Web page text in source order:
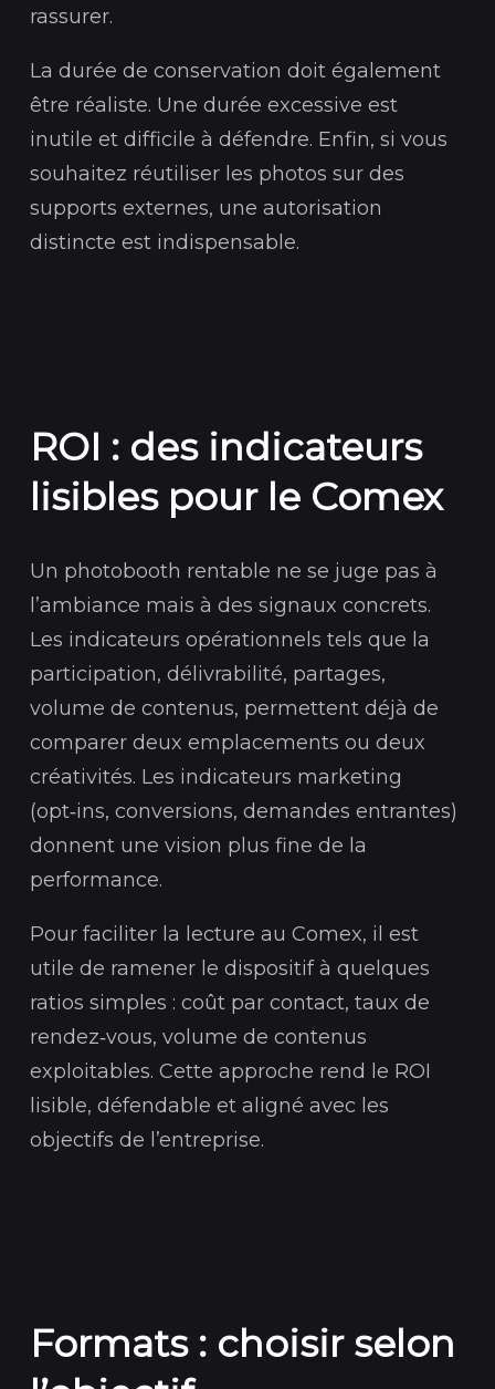
rassurer.
La durée de conservation doit également
être réaliste. Une durée excessive est
inutile et difficile à défendre. Enfin, si vous
souhaitez réutiliser les photos sur des
supports externes, une autorisation
distincte est indispensable.
ROI : des indicateurs
lisibles pour le Comex
Un photobooth rentable ne se juge pas à
l’ambiance mais à des signaux concrets.
Les indicateurs opérationnels tels que la
participation, délivrabilité, partages,
volume de contenus, permettent déjà de
comparer deux emplacements ou deux
créativités. Les indicateurs marketing
(opt‑ins, conversions, demandes entrantes)
donnent une vision plus fine de la
performance.
Pour faciliter la lecture au Comex, il est
utile de ramener le dispositif à quelques
ratios simples : coût par contact, taux de
rendez‑vous, volume de contenus
exploitables. Cette approche rend le ROI
lisible, défendable et aligné avec les
objectifs de l’entreprise.
Formats : choisir selon